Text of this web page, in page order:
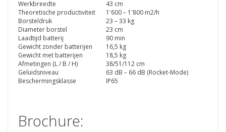
Werkbreedte
43 cm
Theoretische productiviteit
1'600 – 1'800 m2/h
Borsteldruk
23 – 33 kg
Diameter borstel
23 cm
Laadtijd batterij
90 min
Gewicht zonder batterijen
16,5 kg
Gewicht met batterijen
18,5 kg
Afmetingen (L / B / H)
38/51/112 cm
Geluidsniveau
63 dB – 66 dB (Rocket-Mode)
Beschermingsklasse
IP65
Brochure: